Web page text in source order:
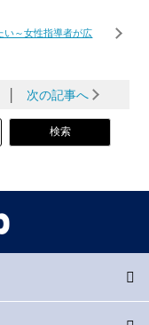
い～女性指導者が広
│ 次の記事へ